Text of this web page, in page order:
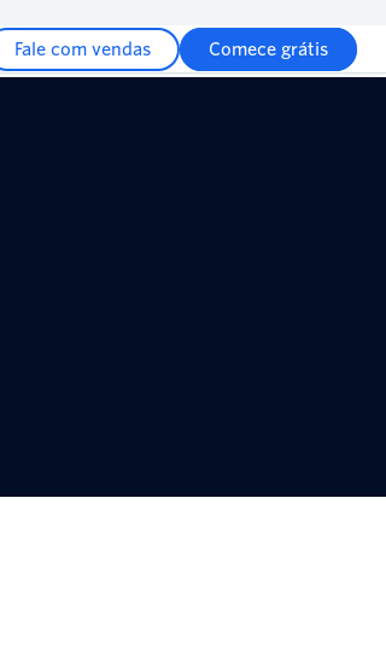
Fale com vendas Comece grátis